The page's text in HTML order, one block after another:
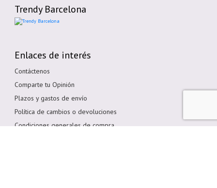
Trendy Barcelona
Enlaces de interés
Contáctenos
Comparte tu Opinión
Plazos y gastos de envío
Política de cambios o devoluciones
Condiciones generales de compra